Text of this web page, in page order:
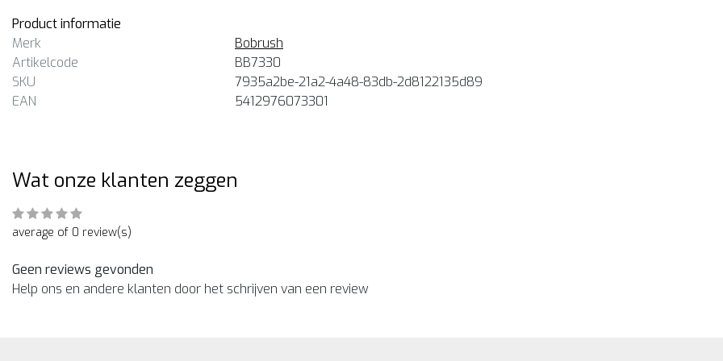
Product informatie
Merk
Bobrush
Artikelcode
BB7330
SKU
7935a2be-21a2-4a48-83db-2d8122135d89
EAN
5412976073301
Wat onze klanten zeggen
average of 0 review(s)
Geen reviews gevonden
Help ons en andere klanten door het schrijven van een review